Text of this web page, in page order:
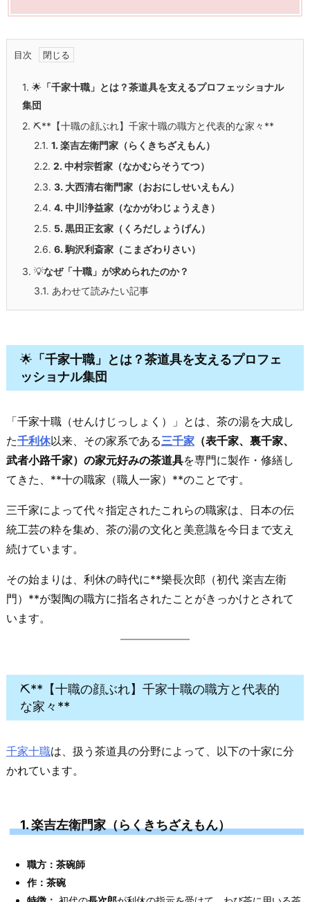
目次
1. 🌟 「千家十職」とは？茶道具を支えるプロフェッショナル
集団
2. ⛏️**【十職の顔ぶれ】千家十職の職方と代表的な家々**
2.1. 1. 楽吉左衛門家（らくきちざえもん）
2.2. 2. 中村宗哲家（なかむらそうてつ）
2.3. 3. 大西清右衛門家（おおにしせいえもん）
2.4. 4. 中川浄益家（なかがわじょうえき）
2.5. 5. 黒田正玄家（くろだしょうげん）
2.6. 6. 駒沢利斎家（こまざわりさい）
3. 💡なぜ「十職」が求められたのか？
3.1. あわせて読みたい記事
🌟 「千家十職」とは？茶道具を支えるプロフェ
ッショナル集団
「千家十職（せんけじっしょく）」とは、茶の湯を大成し
た千利休以来、その家系である三千家 （表千家、裏千家、
武者小路千家）の家元好みの茶道具を専門に製作・修繕し
てきた、**十の職家（職人一家）**のことです。
三千家によって代々指定されたこれらの職家は、日本の伝
統工芸の粋を集め、茶の湯の文化と美意識を今日まで支え
続けています。
その始まりは、利休の時代に**樂長次郎（初代 楽吉左衛
門）**が製陶の職方に指名されたことがきっかけとされて
います。
⛏️**【十職の顔ぶれ】千家十職の職方と代表的
な家々**
千家十職は、扱う茶道具の分野によって、以下の十家に分
かれています。
1. 楽吉左衛門家（らくきちざえもん）
職方：茶碗師
作：茶碗